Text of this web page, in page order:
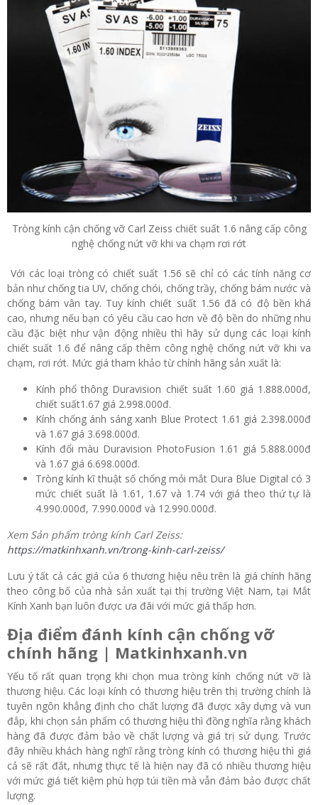
Tròng kính cận chống vỡ Carl Zeiss chiết suất 1.6 nâng cấp công
nghệ chống nứt vỡ khi va chạm rơi rớt
Với các loại tròng có chiết suất 1.56 sẽ chỉ có các tính năng cơ
bản như chống tia UV, chống chói, chống trầy, chống bám nước và
chống bám vân tay. Tuy kính chiết suất 1.56 đã có độ bền khá
cao, nhưng nếu bạn có yêu cầu cao hơn về độ bền do những nhu
cầu đặc biệt như vận động nhiều thì hãy sử dụng các loại kính
chiết suất 1.6 để nâng cấp thêm công nghệ chống nứt vỡ khi va
chạm, rơi rớt. Mức giá tham khảo từ chính hãng sản xuất là:
Kính phổ thông Duravision chiết suất 1.60 giá 1.888.000đ,
chiết suất1.67 giá 2.998.000đ.
Kính chống ánh sáng xanh Blue Protect 1.61 giá 2.398.000đ
và 1.67 giá 3.698.000đ.
Kính đổi màu Duravision PhotoFusion 1.61 giá 5.888.000đ
và 1.67 giá 6.698.000đ.
Tròng kính kĩ thuật số chống mỏi mắt Dura Blue Digital có 3
mức chiết suất là 1.61, 1.67 và 1.74 với giá theo thứ tự là
4.990.000đ, 7.990.000đ và 12.990.000đ.
Xem Sản phẩm tròng kính Carl Zeiss:
https://matkinhxanh.vn/trong-kinh-carl-zeiss/
Lưu ý tất cả các giá của 6 thương hiệu nêu trên là giá chính hãng
theo công bố của nhà sản xuất tại thị trường Việt Nam, tại Mắt
Kính Xanh bạn luôn được ưa đãi với mức giá thấp hơn.
Địa điểm đánh kính cận chống vỡ
chính hãng | Matkinhxanh.vn
Yếu tố rất quan trọng khi chọn mua tròng kính chống nứt vỡ là
thương hiệu. Các loại kính có thương hiệu trên thị trường chính là
tuyên ngôn khẳng định cho chất lượng đã được xây dựng và vun
đắp, khi chọn sản phẩm có thương hiệu thì đồng nghĩa rằng khách
hàng đã được đảm bảo về chất lượng và giá trị sử dụng. Trước
đây nhiều khách hàng nghĩ rằng tròng kính có thương hiệu thì giá
cả sẽ rất đắt, nhưng thực tế là hiện nay đã có nhiều thương hiệu
với mức giá tiết kiệm phù hợp túi tiền mà vẫn đảm bảo được chất
lượng.